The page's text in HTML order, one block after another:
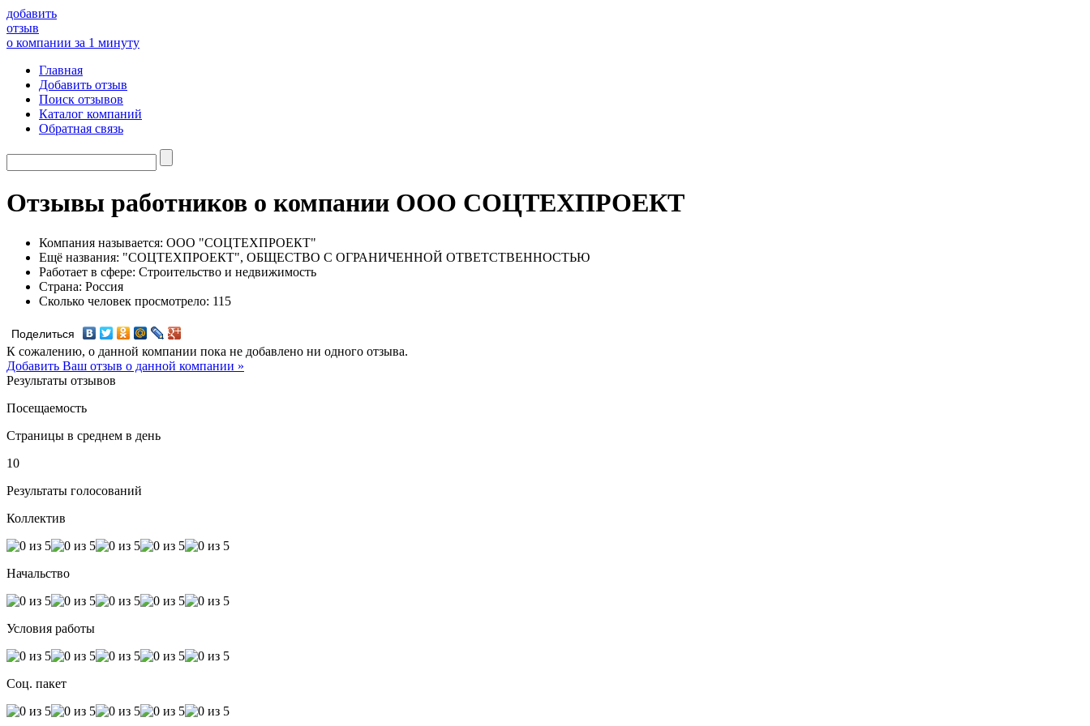
добавить
отзыв
о компании за 1 минуту
Главная
Добавить отзыв
Поиск отзывов
Каталог компаний
Обратная связь
Отзывы работников о компании ООО СОЦТЕХПРОЕКТ
Компания называется: ООО "СОЦТЕХПРОЕКТ"
Ещё названия: "СОЦТЕХПРОЕКТ", ОБЩЕСТВО С ОГРАНИЧЕННОЙ ОТВЕТСТВЕННОСТЬЮ
Работает в сфере: Строительство и недвижимость
Страна: Россия
Сколько человек просмотрело: 115
Поделиться
К сожалению, о данной компании пока не добавлено ни одного отзыва.
Добавить Ваш отзыв о данной компании »
Результаты отзывов
Посещаемость
Страницы в среднем в день
10
Результаты голосований
Коллектив
Начальство
Условия работы
Соц. пакет